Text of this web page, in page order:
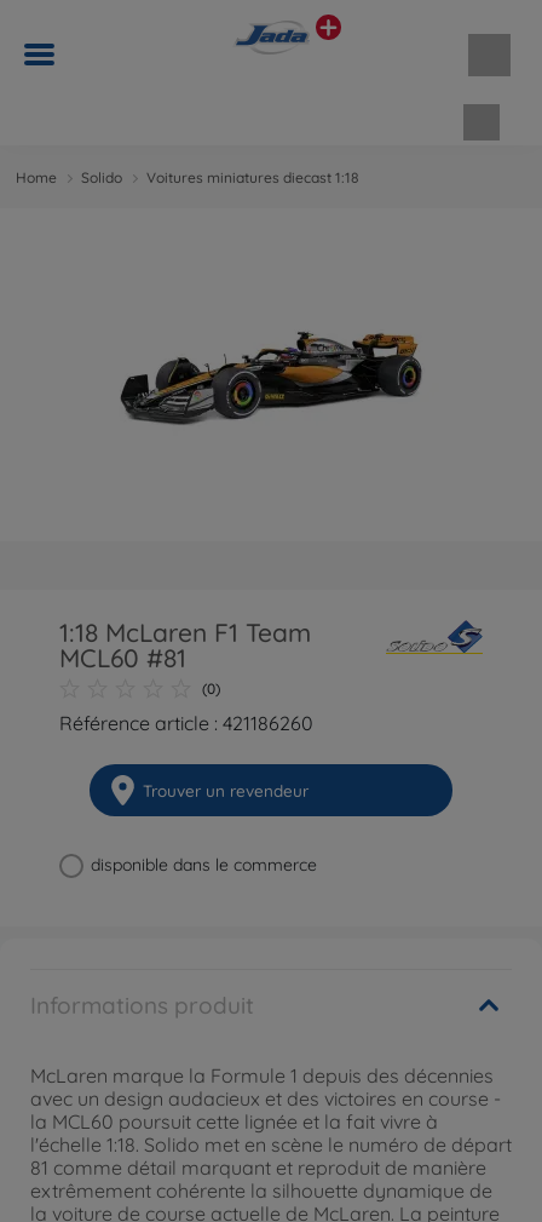
Home Solido Voitures miniatures diecast 1:18
1:18 McLaren F1 Team
MCL60 #81
(0)
Référence article : 421186260
Trouver un revendeur
disponible dans le commerce
Informations produit
McLaren marque la Formule 1 depuis des décennies
avec un design audacieux et des victoires en course -
la MCL60 poursuit cette lignée et la fait vivre à
l'échelle 1:18. Solido met en scène le numéro de départ
81 comme détail marquant et reproduit de manière
extrêmement cohérente la silhouette dynamique de
la voiture de course actuelle de McLaren. La peinture